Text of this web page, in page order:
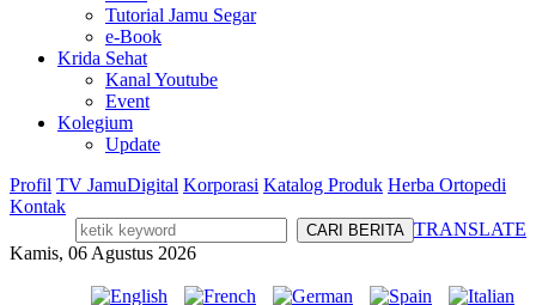
Tutorial Jamu Segar
e-Book
Krida Sehat
Kanal Youtube
Event
Kolegium
Update
Profil TV JamuDigital Korporasi Katalog Produk Herba Ortopedi
Kontak
TRANSLATE
Kamis, 06 Agustus 2026